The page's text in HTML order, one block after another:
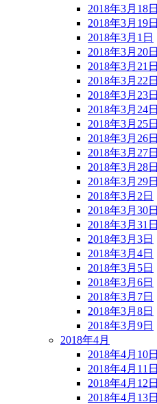
2018年3月18日
2018年3月19日
2018年3月1日
2018年3月20日
2018年3月21日
2018年3月22日
2018年3月23日
2018年3月24日
2018年3月25日
2018年3月26日
2018年3月27日
2018年3月28日
2018年3月29日
2018年3月2日
2018年3月30日
2018年3月31日
2018年3月3日
2018年3月4日
2018年3月5日
2018年3月6日
2018年3月7日
2018年3月8日
2018年3月9日
2018年4月
2018年4月10日
2018年4月11日
2018年4月12日
2018年4月13日